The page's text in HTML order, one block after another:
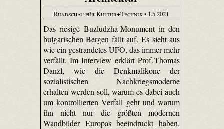
Rundschau für Kultur+Technik• 1.5.2021
Das riesige Buzludzha-Monument in den
bulgarischen Bergen fällt auf. Es sieht aus
wie ein gestrandetes UFO, das immer mehr
verfällt. Im Interview erklärt Prof. Thomas
Danzl, wie die Denkmalikone der
sozialistischen Nachkriegsmoderne
erhalten werden soll, warum es dabei auch
um kontrollierten Verfall geht und warum
ihn nicht nur die größten modernen
Wandbilder Europas beeindruckt haben.